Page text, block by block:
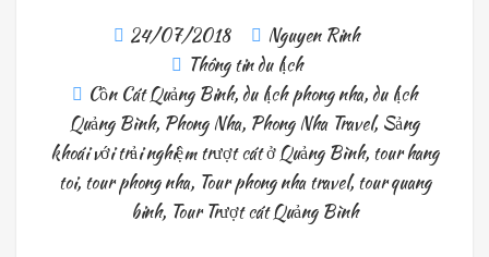
24/07/2018
Nguyen Rinh
Thông tin du lịch
Cồn Cát Quảng Binh,du lịch phong nha,du lịch
Quảng Bình, Phong Nha, Phong Nha Travel, Sảng
khoái với trải nghiệm trượt cát ở Quảng Bình, tour hang
toi, tour phong nha, Tour phong nha travel,tour quang
binh, Tour Trượt cát Quảng Bình